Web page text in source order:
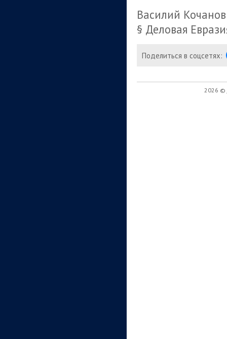
Василий Кочанов
§ Деловая
Поделиться в соцсетях:
2026 ©